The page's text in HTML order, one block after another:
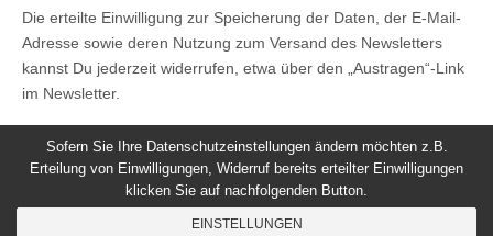
Die erteilte Einwilligung zur Speicherung der Daten, der E-Mail-
Adresse sowie deren Nutzung zum Versand des Newsletters
kannst Du jederzeit widerrufen, etwa über den „Austragen“-Link
im Newsletter.
Sofern Sie Ihre Datenschutzeinstellungen ändern möchten z.B.
Erteilung von Einwilligungen, Widerruf bereits erteilter Einwilligungen
klicken Sie auf nachfolgenden Button.
EINSTELLUNGEN